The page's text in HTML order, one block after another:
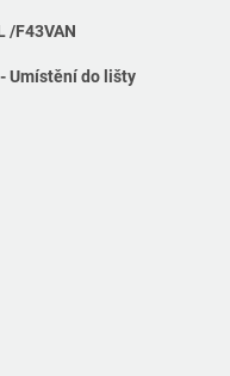
/F43VAN
- Umístění do lišty